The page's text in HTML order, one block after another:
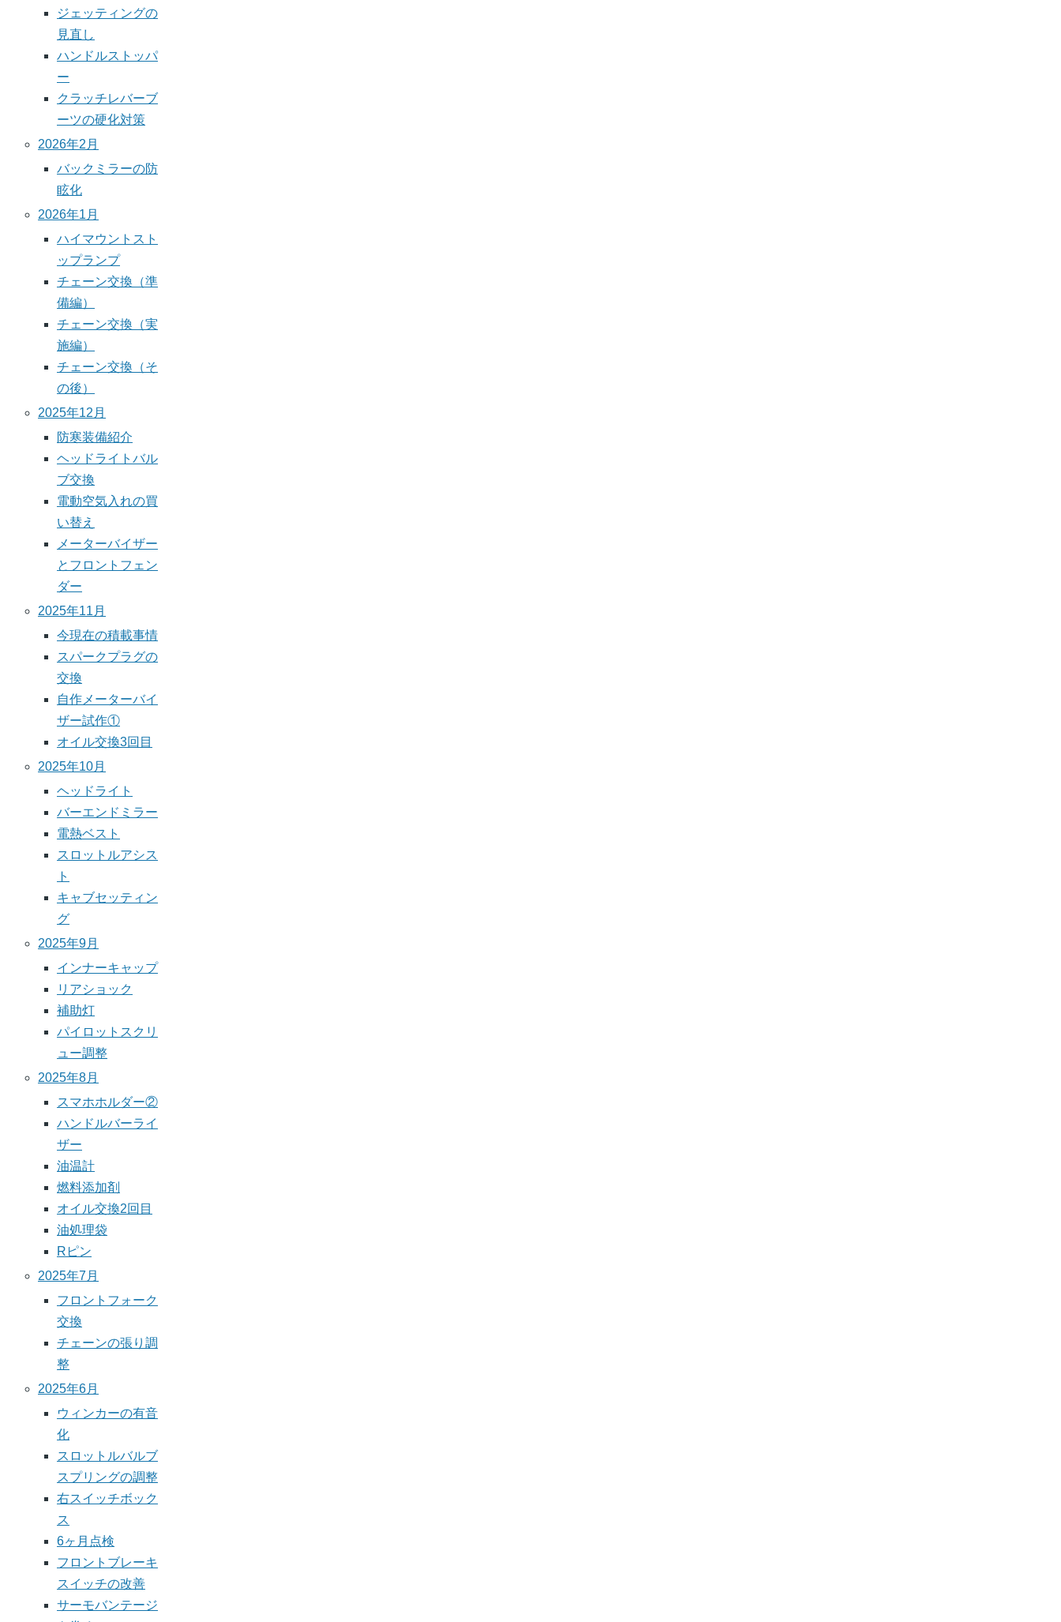
ジェッティングの
見直し
ハンドルストッパ
ー
クラッチレバーブ
ーツの硬化対策
2026年2月
バックミラーの防
眩化
2026年1月
ハイマウントスト
ップランプ
チェーン交換（準
備編）
チェーン交換（実
施編）
チェーン交換（そ
の後）
2025年12月
防寒装備紹介
ヘッドライトバル
ブ交換
電動空気入れの買
い替え
メーターバイザー
とフロントフェン
ダー
2025年11月
今現在の積載事情
スパークプラグの
交換
自作メーターバイ
ザー試作①
オイル交換3回目
2025年10月
ヘッドライト
バーエンドミラー
電熱ベスト
スロットルアシス
ト
キャブセッティン
グ
2025年9月
インナーキャップ
リアショック
補助灯
パイロットスクリ
ュー調整
2025年8月
スマホホルダー②
ハンドルバーライ
ザー
油温計
燃料添加剤
オイル交換2回目
油処理袋
Rピン
2025年7月
フロントフォーク
交換
チェーンの張り調
整
2025年6月
ウィンカーの有音
化
スロットルバルブ
スプリングの調整
右スイッチボック
ス
6ヶ月点検
フロントブレーキ
スイッチの改善
サーモバンテージ